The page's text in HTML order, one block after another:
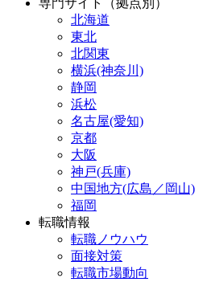
専門サイト（拠点別）
北海道
東北
北関東
横浜(神奈川)
静岡
浜松
名古屋(愛知)
京都
大阪
神戸(兵庫)
中国地方(広島／岡山)
福岡
転職情報
転職ノウハウ
面接対策
転職市場動向